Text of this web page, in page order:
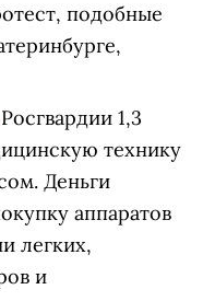
подобные
Росгвардии 1,3
технику
Деньги
аппаратов
легких,
и